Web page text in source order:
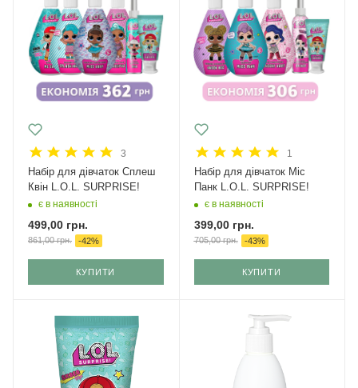
3
Набір для дівчаток Сплеш
Квін L.O.L. SURPRISE!
є в наявності
499,00 грн.
861,00грн. -42%
КУПИТИ
1
Набір для дівчаток Міс
Панк L.O.L. SURPRISE!
є в наявності
399,00грн.
705,00грн. -43%
КУПИТИ